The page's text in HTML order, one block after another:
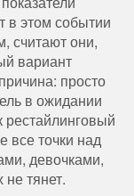
в этом событии
считают они,
вариант
просто
в ожидании
рестайлинговый
все точки над
девочками,
тянет.